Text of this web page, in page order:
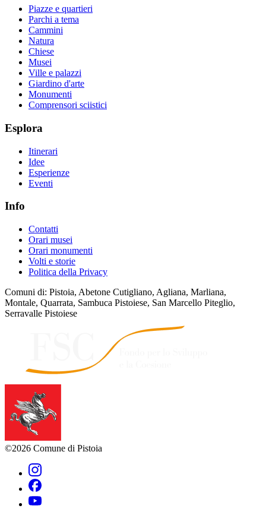
Piazze e quartieri
Parchi a tema
Cammini
Natura
Chiese
Musei
Ville e palazzi
Giardino d'arte
Monumenti
Comprensori sciistici
Esplora
Itinerari
Idee
Esperienze
Eventi
Info
Contatti
Orari musei
Orari monumenti
Volti e storie
Politica della Privacy
Comuni di: Pistoia, Abetone Cutigliano, Agliana, Marliana,
Montale, Quarrata, Sambuca Pistoiese, San Marcello Piteglio,
Serravalle Pistoiese
©2026 Comune di Pistoia